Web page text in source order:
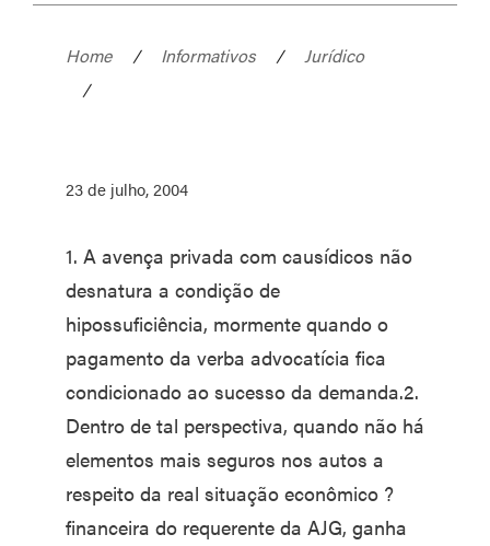
Home / Informativos /
Jurídico
/
23 de julho, 2004
1. A avença privada com causídicos não
desnatura a condição de
hipossuficiência, mormente quando o
pagamento da verba advocatícia fica
condicionado ao sucesso da demanda.2.
Dentro de tal perspectiva, quando não há
elementos mais seguros nos autos a
respeito da real situação econômico ?
financeira do requerente da AJG, ganha